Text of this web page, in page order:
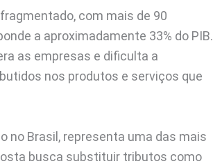
com mais de 90
a aproximadamente 33% do PIB.
as empresas e dificulta a
nos produtos e serviços que
no Brasil, representa uma das mais
busca substituir tributos como